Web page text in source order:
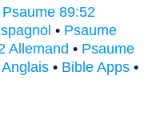
Psaume 89:52
• Psaume
Allemand • Psaume
• Bible Apps •